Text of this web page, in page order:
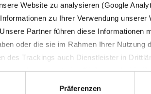
Website zu analysieren (Google
zu Ihrer Verwendung
Partner führen diese Informationen
oder die sie im Rahmen Ihrer Nutzung
des Trackings auch Dienstleister in
ein, wodurch das Risiko von
Präferenzen
05.01.2021
ПРЕССА ЛЮДИ